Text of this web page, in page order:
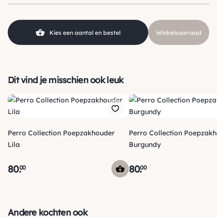
SKU
210000018864
Kies een aantal en bestel Winkelvoorraad
Dit vind je misschien ook leuk
Perro Collection Poepzakhouder
Lila
80.00
Perro Collection
Burgundy
80.00
Andere kochten ook